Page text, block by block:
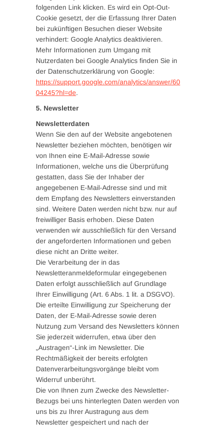
folgenden Link klicken. Es wird ein Opt-Out-
Cookie gesetzt, der die Erfassung Ihrer Daten
bei zukünftigen Besuchen dieser Website
verhindert: Google Analytics deaktivieren.
Mehr Informationen zum Umgang mit
Nutzerdaten bei Google Analytics finden Sie in
der Datenschutzerklärung von Google:
https://support.google.com/analytics/answer/60
04245?hl=de.
5. Newsletter
Newsletterdaten
Wenn Sie den auf der Website angebotenen
Newsletter beziehen möchten, benötigen wir
von Ihnen eine E-Mail-Adresse sowie
Informationen, welche uns die Überprüfung
gestatten, dass Sie der Inhaber der
angegebenen E-Mail-Adresse sind und mit
dem Empfang des Newsletters einverstanden
sind. Weitere Daten werden nicht bzw. nur auf
freiwilliger Basis erhoben. Diese Daten
verwenden wir ausschließlich für den Versand
der angeforderten Informationen und geben
diese nicht an Dritte weiter.
Die Verarbeitung der in das
Newsletteranmeldeformular eingegebenen
Daten erfolgt ausschließlich auf Grundlage
Ihrer Einwilligung (Art. 6 Abs. 1 lit. a DSGVO).
Die erteilte Einwilligung zur Speicherung der
Daten, der E-Mail-Adresse sowie deren
Nutzung zum Versand des Newsletters können
Sie jederzeit widerrufen, etwa über den
„Austragen“-Link im Newsletter. Die
Rechtmäßigkeit der bereits erfolgten
Datenverarbeitungsvorgänge bleibt vom
Widerruf unberührt.
Die von Ihnen zum Zwecke des Newsletter-
Bezugs bei uns hinterlegten Daten werden von
uns bis zu Ihrer Austragung aus dem
Newsletter gespeichert und nach der